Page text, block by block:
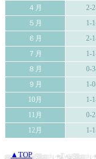
４月
2-
５月
1-
６月
2-
７月
1-
８月
0-
９月
1-
10月
1-
11月
0-
12月
1-
▲TOP